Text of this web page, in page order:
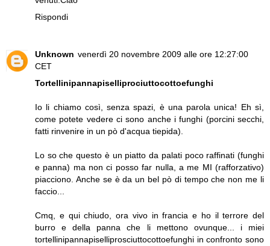
Rispondi
Unknown venerdì 20 novembre 2009 alle ore 12:27:00
CET
Tortellinipannapiselliprociuttocottoefunghi
Io li chiamo così, senza spazi, è una parola unica! Eh sì,
come potete vedere ci sono anche i funghi (porcini secchi,
fatti rinvenire in un pò d'acqua tiepida).
Lo so che questo è un piatto da palati poco raffinati (funghi
e panna) ma non ci posso far nulla, a me MI (rafforzativo)
piacciono. Anche se è da un bel pò di tempo che non me li
faccio...
Cmq, e qui chiudo, ora vivo in francia e ho il terrore del
burro e della panna che li mettono ovunque... i miei
tortellinipannapiselliprosciuttocottoefunghi in confronto sono